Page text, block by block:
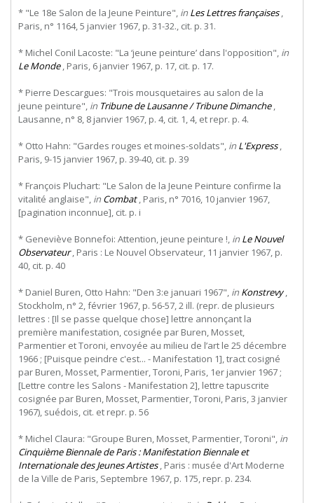
* "Le 18e Salon de la Jeune Peinture", in Les Lettres françaises,
Paris, n° 1164, 5 janvier 1967, p. 31-32., cit. p. 31.
* Michel Conil Lacoste: "La ‘jeune peinture’ dans l'opposition", in
Le Monde, Paris, 6 janvier 1967, p. 17, cit. p. 17.
* Pierre Descargues: "Trois mousquetaires au salon de la
jeune peinture", in Tribune de Lausanne / Tribune Dimanche,
Lausanne, n° 8, 8 janvier 1967, p. 4, cit. 1, 4, et repr. p. 4.
* Otto Hahn: "Gardes rouges et moines-soldats", in L'Express,
Paris, 9-15 janvier 1967, p. 39-40, cit. p. 39
* François Pluchart: "Le Salon de la Jeune Peinture confirme la
vitalité anglaise", in Combat, Paris, n° 7016, 10 janvier 1967,
[pagination inconnue], cit. p. i
* Geneviève Bonnefoi: Attention, jeune peinture !, in Le Nouvel
Observateur, Paris : Le Nouvel Observateur, 11 janvier 1967, p.
40, cit. p. 40
* Daniel Buren, Otto Hahn: "Den 3:e januari 1967", in Konstrevy,
Stockholm, n° 2, février 1967, p. 56-57, 2 ill. (repr. de plusieurs
lettres : [Il se passe quelque chose] lettre annonçant la
première manifestation, cosignée par Buren, Mosset,
Parmentier et Toroni, envoyée au milieu de l’art le 25 décembre
1966 ; [Puisque peindre c'est... - Manifestation 1], tract cosigné
par Buren, Mosset, Parmentier, Toroni, Paris, 1er janvier 1967 ;
[Lettre contre les Salons - Manifestation 2], lettre tapuscrite
cosignée par Buren, Mosset, Parmentier, Toroni, Paris, 3 janvier
1967), suédois, cit. et repr. p. 56
* Michel Claura: "Groupe Buren, Mosset, Parmentier, Toroni", in
Cinquième Biennale de Paris : Manifestation Biennale et
Internationale des Jeunes Artistes, Paris : musée d'Art Moderne
de la Ville de Paris, Septembre 1967, p. 175, repr. p. 234.